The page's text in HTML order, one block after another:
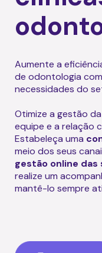
Aumente a
de odontologia
necessidades do
Otimize a gestão
equipe e a relação
Estabeleça uma
meio dos seus
gestão online
realize um
mantê-lo sempre